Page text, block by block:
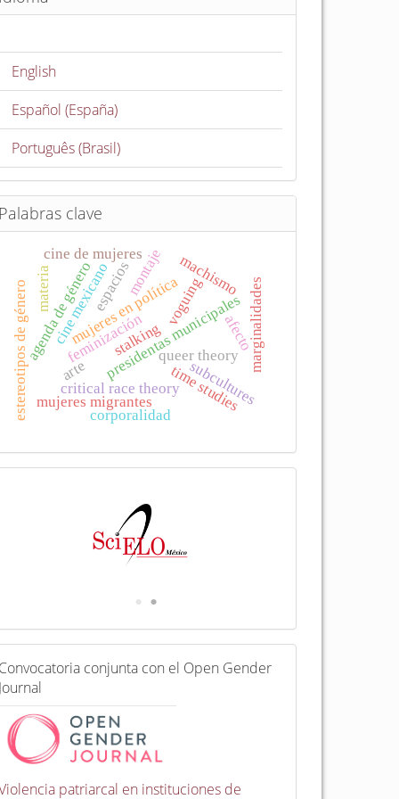
English
Español (España)
Português (Brasil)
Palabras clave
stalking
presidentas municipales
cine mexicano
mujeres en políticamachismo
agenda de génerofeminización
cine de mujeres
voguing
queer theory
critical race theorytime studies
subcultures
afecto
estereotipos de género materia marginalidades
mujeres migrantes
espacios
corporalidad
montaje
arte
C
o
Convocatoria conjunta con el Open Gender
Journal
patriarcal en instituciones de